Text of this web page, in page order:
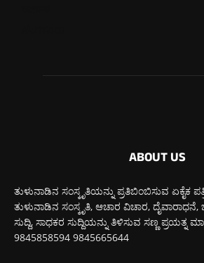
ABOUT US
ತುಳುನಾಡಿನ ಸಂಸ್ಕೃತಿಯನ್ನು ಪ್ರತಿಬಿಂಬಿಸುವ ಏಕೈಕ
ತುಳುನಾಡಿನ ಸಂಸ್ಕೃತಿ, ಆಚಾರ ವಿಚಾರ, ದೈವಾರಾಧನೆ,
ಸುದ್ದಿ, ಸಾಧಕರ ಸುದ್ದಿಯನ್ನು ತಿಳಿಸುವ ಸಣ್ಣ ಪ್ರಯತ್ನ
9845858594 9845665644